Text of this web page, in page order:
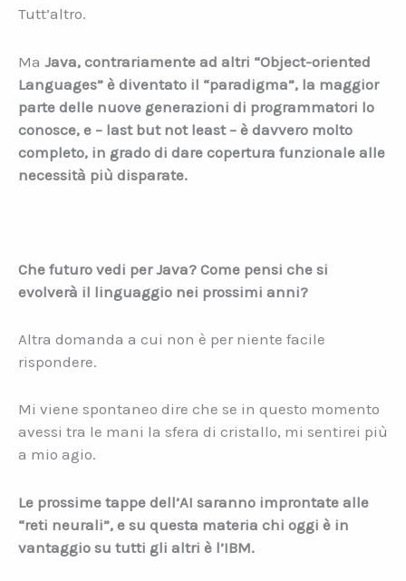
Tutt’altro.
Ma Java, contrariamente ad altri “Object-oriented
Languages” è diventato il “paradigma”, la maggior
parte delle nuove generazioni di programmatori lo
conosce, e – last but not least – è davvero molto
completo, in grado di dare copertura funzionale alle
necessità più disparate.
Che futuro vedi per Java? Come pensi che si
evolverà il linguaggio nei prossimi anni?
Altra domanda a cui non è per niente facile
rispondere.
Mi viene spontaneo dire che se in questo momento
avessi tra le mani la sfera di cristallo, mi sentirei più
a mio agio.
Le prossime tappe dell’AI saranno improntate alle
“reti neurali”, e su questa materia chi oggi è in
vantaggio su tutti gli altri è l’IBM.